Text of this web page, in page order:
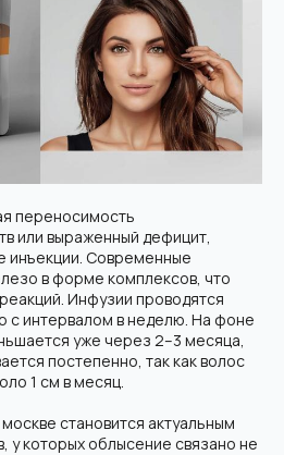
переносимость
или выраженный дефицит,
инъекции. Современные
в форме комплексов, что
Инфузии проводятся
с интервалом в неделю. На фоне
уже через 2–3 месяца,
постепенно, так как волос
1 см в месяц.
становится актуальным
у которых облысение связано не